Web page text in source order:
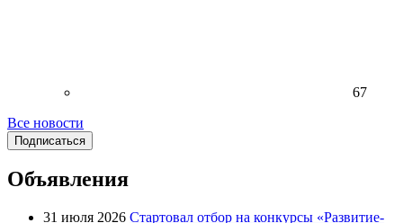
67
Все новости
Подписаться
Объявления
31 июля 2026 Стартовал отбор на конкурсы «Развитие-